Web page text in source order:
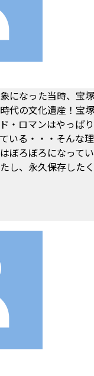
になった当時、宝
代の文化遺産！宝
・ロマンはやっぱ
いる・・・そんな
ろぼろになって
し、永久保存したく